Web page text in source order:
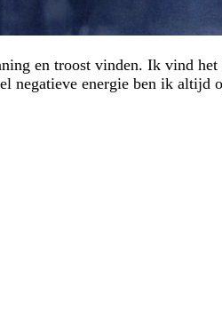
en troost vinden. Ik vind
negatieve energie ben ik